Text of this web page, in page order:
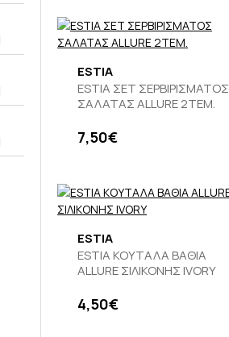
ESTIA
ESTIA ΣΕΤ ΣΕΡΒΙΡΙΣΜΑΤΟΣ
ΣΑΛΑΤΑΣ ALLURE 2ΤEM.
7,50€
ESTIA
ESTIA ΚΟΥΤΑΛΑ ΒΑΘΙΑ
ALLURE ΣΙΛΙΚΟΝΗΣ IVORY
4,50€